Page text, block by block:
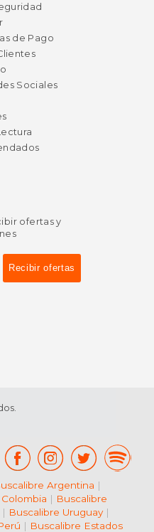
de Pago
Sociales
ofertas y
Argentina |
| Buscalibre
| Buscalibre Uruguay|
| Buscalibre Estados